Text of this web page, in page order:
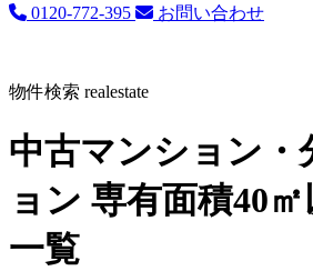
0120-772-395
お問い合わせ
物件検索 realestate
中古マンション・
ョン 専有面積40
一覧